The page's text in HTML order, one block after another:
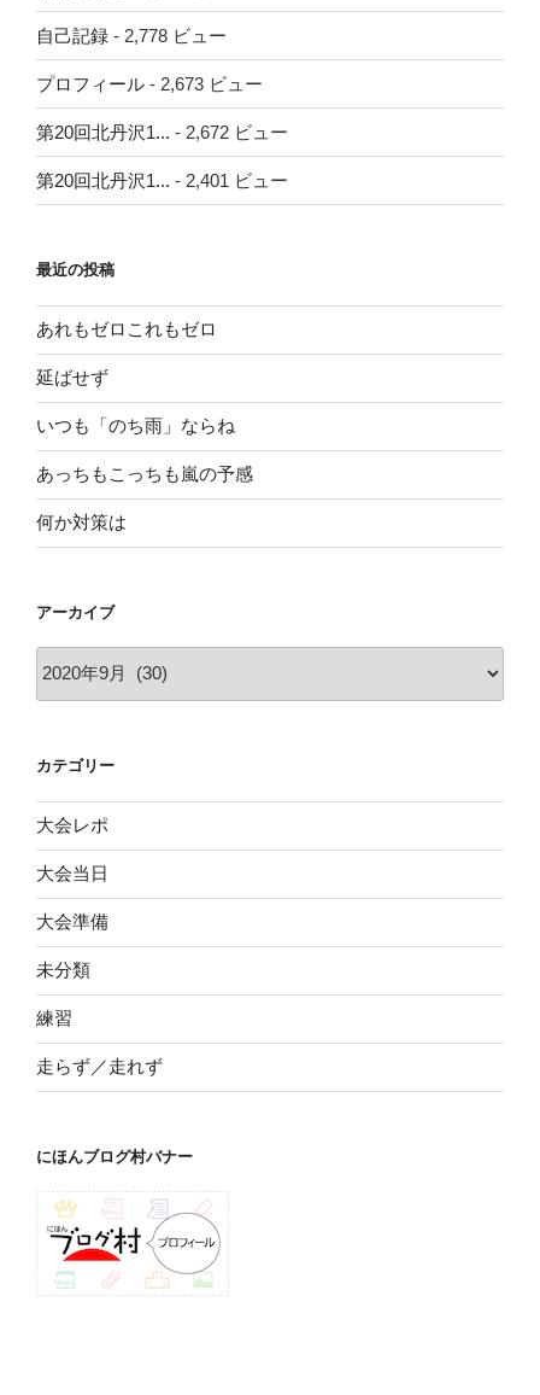
自己記録 - 2,778 ビュー
プロフィール - 2,673 ビュー
第20回北丹沢1... - 2,672 ビュー
第20回北丹沢1... - 2,401 ビュー
最近の投稿
あれもゼロこれもゼロ
延ばせず
いつも「のち雨」ならね
あっちもこっちも嵐の予感
何か対策は
アーカイブ
ブ
カテゴリー
大会レポ
大会当日
大会準備
未分類
練習
走らず／走れず
にほんブログ村バナー